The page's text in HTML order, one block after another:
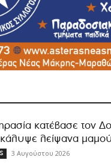
κατέβασε τον
λείψανα
3 Αυγούστου 2026